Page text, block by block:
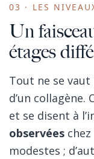
03 · LES
Un
étages
Tout ne se vaut
d’un collagène.
et se disent à
observées
modestes ;